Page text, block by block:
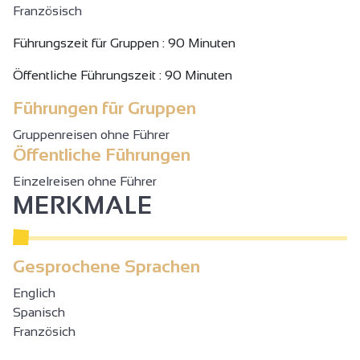
Französisch
Führungszeit für Gruppen : 90 Minuten
Öffentliche Führungszeit : 90 Minuten
Führungen für Gruppen
Gruppenreisen ohne Führer
Öffentliche Führungen
Einzelreisen ohne Führer
MERKMALE
Gesprochene Sprachen
Englich
Spanisch
Französich